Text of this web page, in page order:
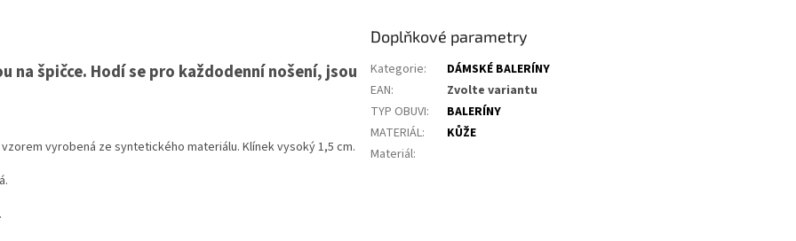
na špičce. Hodí se pro každodenní nošení, jsou
vyrobená ze syntetického materiálu. Klínek vysoký 1,5 cm.
Doplňkové parametry
Kategorie:
DÁMSKÉ BALERÍNY
EAN:
Zvolte variantu
TYP OBUVI:
BALERÍNY
MATERIÁL:
KŮŽE
Materiál: